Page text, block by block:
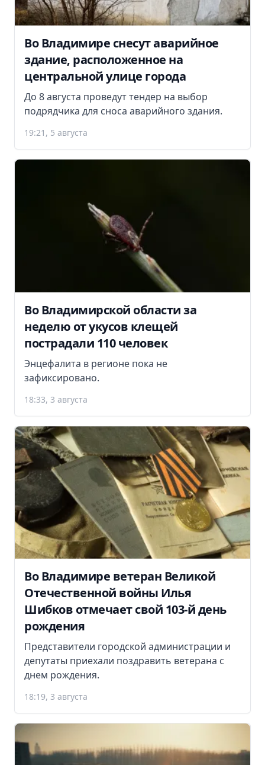
Во Владимире снесут аварийное
здание, расположенное на
центральной улице города
До 8 августа проведут тендер на выбор
подрядчика для сноса аварийного здания.
19:21, 5 августа
Во Владимирской области за
неделю от укусов клещей
пострадали 110 человек
Энцефалита в регионе пока не
зафиксировано.
18:33, 3 августа
Во Владимире ветеран Великой
Отечественной войны Илья
Шибков отмечает свой 103-й день
рождения
Представители городской администрации и
депутаты приехали поздравить ветерана с
днем рождения.
18:19, 3 августа